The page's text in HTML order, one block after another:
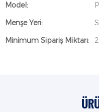
Model:
Menşe Yeri:
Minimum Sipariş Miktarı: